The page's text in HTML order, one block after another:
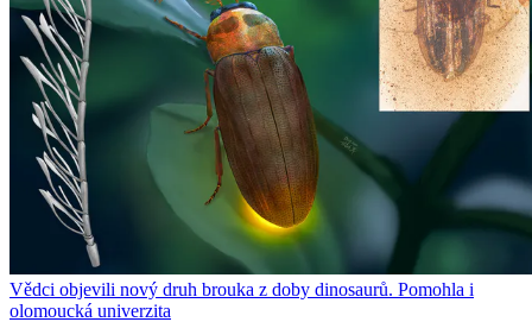
Vědci objevili nový druh brouka z doby dinosaurů. Pomohla i
olomoucká univerzita